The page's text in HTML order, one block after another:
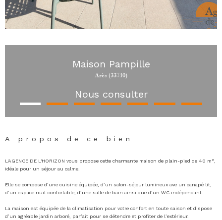
Maison Pampille
Arès (33740)
Nous consulter
A propos de ce bien
L'AGENCE DE L'HORIZON vous propose cette charmante maison de plain-pied de 40 m²,
idéale pour un séjour au calme.
Elle se compose d’une cuisine équipée, d’un salon-séjour lumineux ave un canapé lit,
d’un espace nuit confortable, d’une salle de bain ainsi que d’un WC indépendant.
La maison est équipée de la climatisation pour votre confort en toute saison et dispose
d’un agréable jardin arboré, parfait pour se détendre et profiter de l’extérieur.